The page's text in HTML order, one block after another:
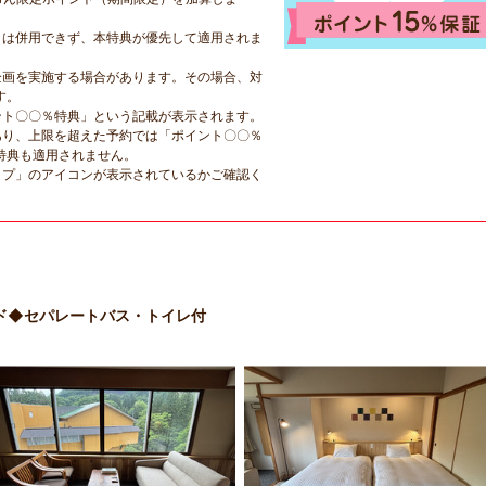
併用できず、本特典が優先して適用されま
を実施する場合があります。その場合、対
〇〇％特典」という記載が表示されます。
、上限を超えた予約では「ポイント〇〇％
も適用されません。
」のアイコンが表示されているかご確認く
◆セパレートバス・トイレ付